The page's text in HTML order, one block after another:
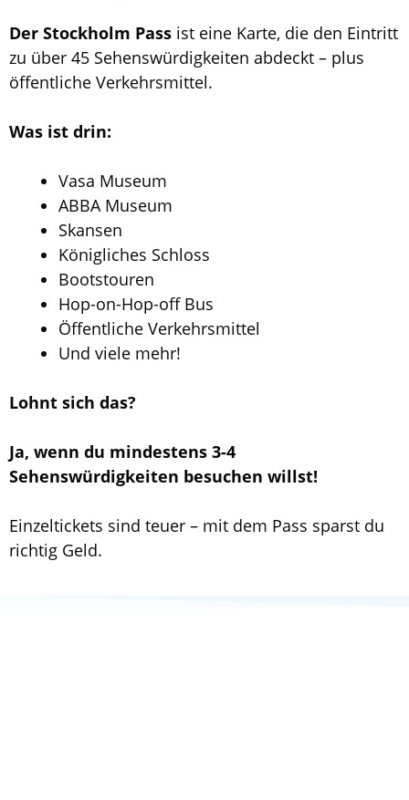
Der Stockholm Pass ist eine Karte, die den Eintritt
zu über 45 Sehenswürdigkeiten abdeckt – plus
öffentliche Verkehrsmittel.
Was ist drin:
Vasa Museum
ABBA Museum
Skansen
Königliches Schloss
Bootstouren
Hop-on-Hop-off Bus
Öffentliche Verkehrsmittel
Und viele mehr!
Lohnt sich das?
Ja, wenn du mindestens 3-4
Sehenswürdigkeiten besuchen willst!
Einzeltickets sind teuer – mit dem Pass sparst du
richtig Geld.